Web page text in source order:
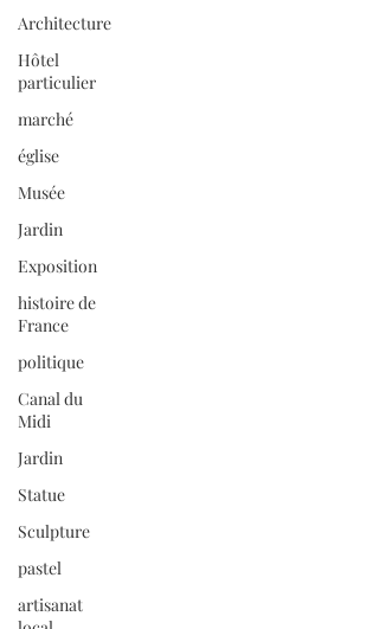
Architecture
Hôtel
particulier
marché
église
Musée
Jardin
Exposition
histoire de
France
politique
Canal du
Midi
Jardin
Statue
Sculpture
pastel
artisanat